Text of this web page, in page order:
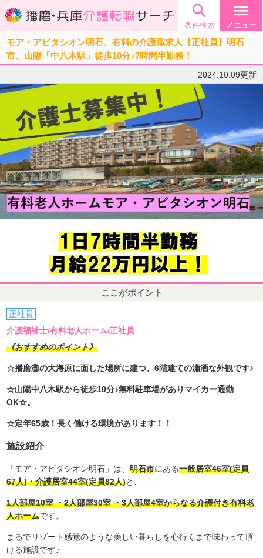

条件検索
menu
メニュー
モア・アビタシオン明石、有料の介護職求人【正社員】明石
市、山陽「中八木駅」徒歩10分♪7時間半勤務！
2024.10.09更新
ここがポイント
正社員
介護福祉士/有料老人ホーム/正社員
《おすすめのポイント》
☆播磨灘の大海原に面した場所に建つ、6階建ての瀟洒な外観です♪
☆山陽中八木駅から徒歩10分♪無料駐車場がありマイカー通勤
OK☆。
☆定年65歳！長く働ける環境があります！！
施設紹介
「モア・アビタシオン明石」は、明石市にある一般居室46室(定員
67人)・介護居室44室(定員82人)と、
1人部屋10室 ・2人部屋30室 ・3人部屋4室からなる介護付き有料老
人ホームです。
まるでリゾート感覚のような美しい暮らしを心行くまで味わって頂
ける施設です♪